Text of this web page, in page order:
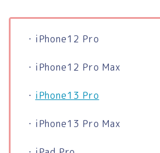
・iPhone12 Pro
・iPhone12 Pro Max
・ iPhone13 Pro
・iPhone13 Pro Max